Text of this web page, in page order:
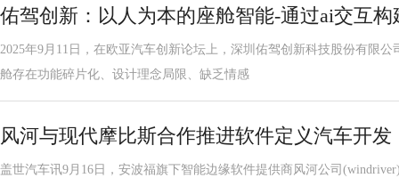
佑驾创新：以人为本的座舱智能-通过ai交互
2025年9月11日，在欧亚汽车创新论坛上，深圳佑驾创新科技股份有限
舱存在功能碎片化、设计理念局限、缺乏情感
风河与现代摩比斯合作推进软件定义汽车开发
盖世汽车讯9月16日，安波福旗下智能边缘软件提供商风河公司